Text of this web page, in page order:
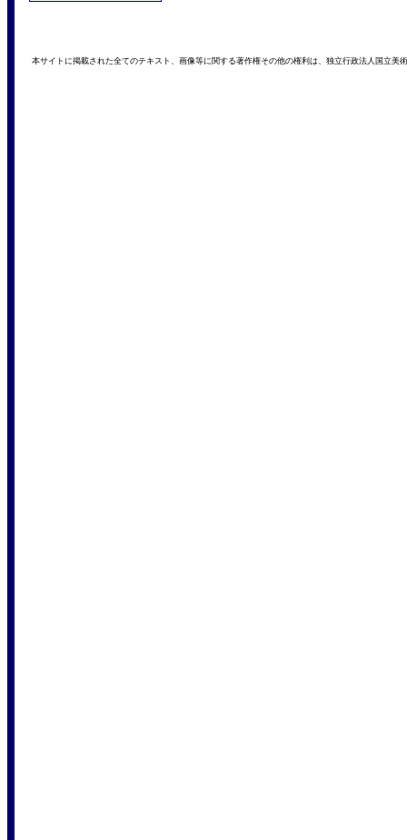
本サイトに掲載された全てのテキスト、画像等に関する著作権その他の権利は、独立行政法人国立